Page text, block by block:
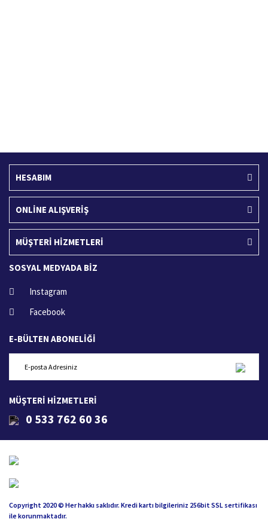
HESABIM
ONLİNE ALIŞVERİŞ
MÜŞTERİ HİZMETLERİ
SOSYAL MEDYADA BİZ
Instagram
Facebook
E-BÜLTEN ABONELİĞİ
MÜŞTERİ HİZMETLERİ
0 533 762 60 36
Copyright 2020 © Her hakkı saklıdır. Kredi kartı bilgileriniz 256bit SSL sertifikası
ile korunmaktadır.